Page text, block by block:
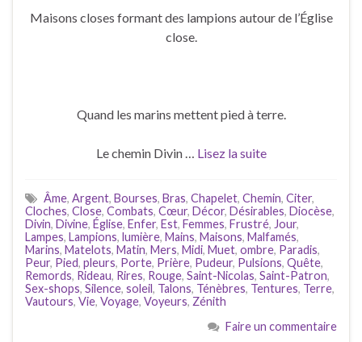
Maisons closes formant des lampions autour de l’Église
close.
Quand les marins mettent pied à terre.
Le chemin Divin … Lisez la suite
Âme, Argent, Bourses, Bras, Chapelet, Chemin, Citer,
Cloches, Close, Combats, Cœur, Décor, Désirables, Diocèse,
Divin, Divine, Église, Enfer, Est, Femmes, Frustré, Jour,
Lampes, Lampions, lumière, Mains, Maisons, Malfamés,
Marins, Matelots, Matin, Mers, Midi, Muet, ombre, Paradis,
Peur, Pied, pleurs, Porte, Prière, Pudeur, Pulsions, Quête,
Remords, Rideau, Rires, Rouge, Saint-Nicolas, Saint-Patron,
Sex-shops, Silence, soleil, Talons, Ténèbres, Tentures, Terre,
Vautours, Vie, Voyage, Voyeurs, Zénith
Faire un commentaire